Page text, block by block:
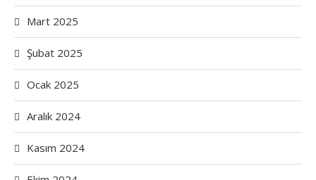
Mart 2025
Şubat 2025
Ocak 2025
Aralık 2024
Kasım 2024